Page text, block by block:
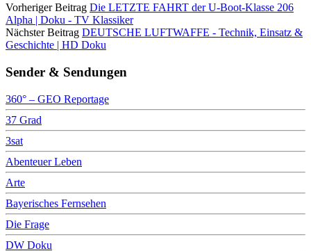
Vorheriger Beitrag Die LETZTE FAHRT der U-Boot-Klasse 206
Alpha | Doku - TV Klassiker
Nächster Beitrag DEUTSCHE LUFTWAFFE - Technik, Einsatz &
Geschichte | HD Doku
Sender & Sendungen
360° – GEO Reportage
37 Grad
3sat
Abenteuer Leben
Arte
Bayerisches Fernsehen
Die Frage
DW Doku